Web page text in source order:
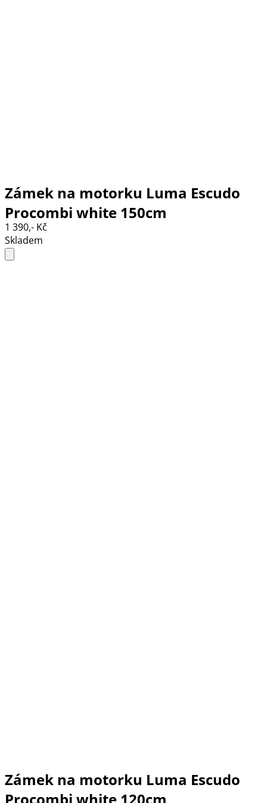
Zámek na motorku Luma Escudo
Procombi white 150cm
1 390,- Kč
Skladem
Zámek na motorku Luma Escudo
Procombi white 120cm